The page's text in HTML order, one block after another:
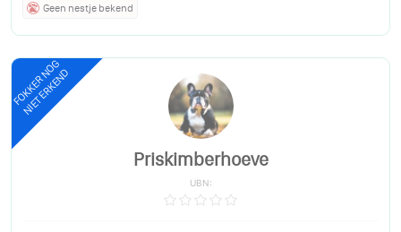
Geen nestje bekend
FOKKER NOG
NIET ERKEND
Priskimberhoeve
UBN: